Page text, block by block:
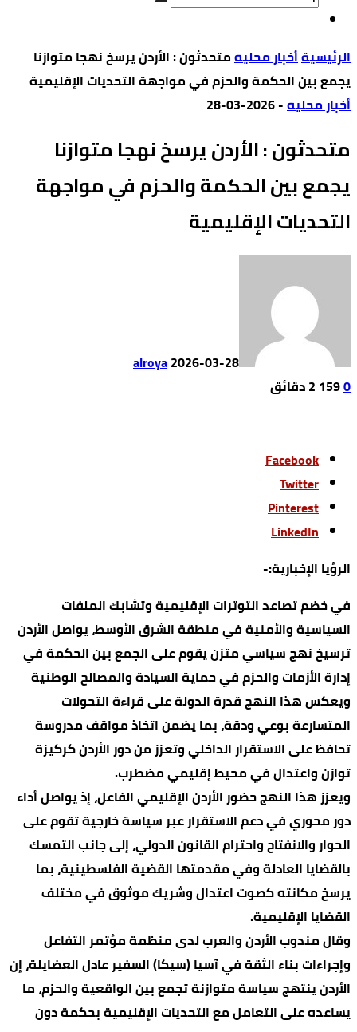
‫الرئيسية‬أخبار محليهمتحدثون : الأردن يرسخ نهجا متوازنا
يجمع بين الحكمة والحزم في مواجهة التحديات الإقليمية
أخبار محليه-
2026-03-28
متحدثون : الأردن يرسخ نهجا متوازنا
يجمع بين الحكمة والحزم في مواجهة
التحديات الإقليمية
alroya2026-03-28
0
159 2 ‫دقائق‬
Facebook
Twitter
Pinterest
LinkedIn
الرؤيا الإخبارية:-
في خضم تصاعد التوترات الإقليمية وتشابك الملفات
السياسية والأمنية في منطقة الشرق الأوسط، يواصل الأردن
ترسيخ نهج سياسي متزن يقوم على الجمع بين الحكمة في
إدارة الأزمات والحزم في حماية السيادة والمصالح الوطنية
ويعكس هذا النهج قدرة الدولة على قراءة التحولات
المتسارعة بوعي ودقة، بما يضمن اتخاذ مواقف مدروسة
تحافظ على الاستقرار الداخلي وتعزز من دور الأردن كركيزة
توازن واعتدال في محيط إقليمي مضطرب.
ويعزز هذا النهج حضور الأردن الإقليمي الفاعل، إذ يواصل أداء
دور محوري في دعم الاستقرار عبر سياسة خارجية تقوم على
الحوار والانفتاح واحترام القانون الدولي، إلى جانب التمسك
بالقضايا العادلة وفي مقدمتها القضية الفلسطينية، بما
يرسخ مكانته كصوت اعتدال وشريك موثوق في مختلف
القضايا الإقليمية.
وقال مندوب الأردن والعرب لدى منظمة مؤتمر التفاعل
وإجراءات بناء الثقة في آسيا (سيكا) السفير عادل العضايلة، إن
الأردن ينتهج سياسة متوازنة تجمع بين الواقعية والحزم، ما
يساعده على التعامل مع التحديات الإقليمية بحكمة دون